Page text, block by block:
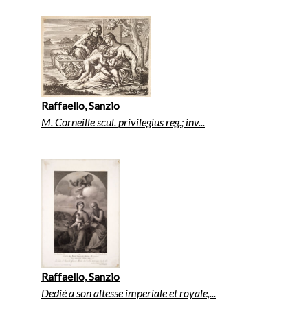
Raffaello, Sanzio
M. Corneille scul. privilegius reg.; inv...
Raffaello, Sanzio
Dedié a son altesse imperiale et royale,...